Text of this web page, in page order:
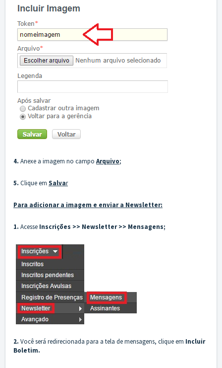
4. Anexe a imagem no campo Arquivo;
5. Clique em Salvar
Para adicionar a imagem e enviar a Newsletter:
1. Acesse Inscrições >> Newsletter >> Mensagens;
2. Você será redirecionada para a tela de mensagens, clique em Incluir
Boletim.